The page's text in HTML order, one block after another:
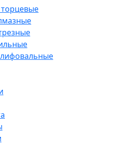
торцевые